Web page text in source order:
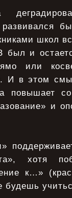
школ
был и
или
И в этом
повышает
и
хотя
к…»
будешь